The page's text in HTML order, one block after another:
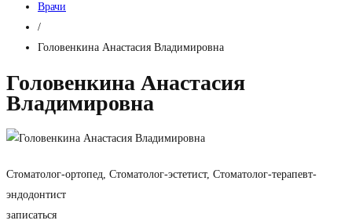
Врачи
/
Головенкина Анастасия Владимировна
Головенкина Анастасия
Владимировна
Стоматолог-ортопед, Стоматолог-эстетист, Стоматолог-терапевт-
эндодонтист
записаться